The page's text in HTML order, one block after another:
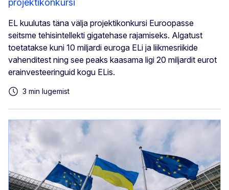
projektikonkursi
EL kuulutas täna välja projektikonkursi Euroopasse
seitsme tehisintellekti gigatehase rajamiseks. Algatust
toetatakse kuni 10 miljardi euroga ELi ja liikmesriikide
vahenditest ning see peaks kaasama ligi 20 miljardit eurot
erainvesteeringuid kogu ELis.
3 min lugemist